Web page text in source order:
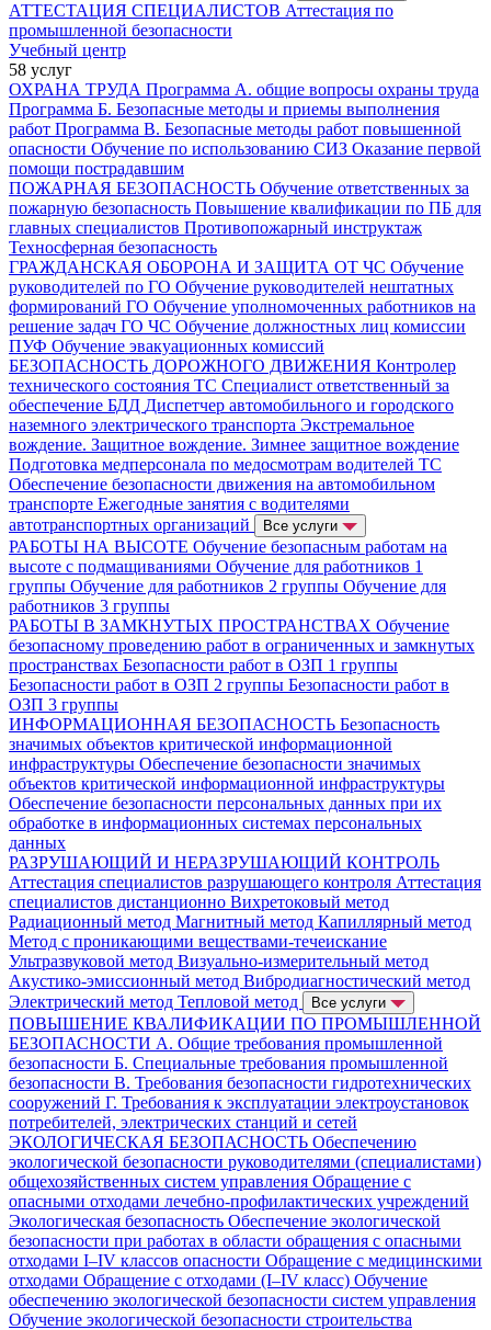
АТТЕСТАЦИЯ СПЕЦИАЛИСТОВ Аттестация по
промышленной безопасности
Учебный центр
58 услуг
ОХРАНА ТРУДА Программа А. общие вопросы охраны труда
Программа Б. Безопасные методы и приемы выполнения
работ Программа В. Безопасные методы работ повышенной
опасности Обучение по использованию СИЗ Оказание первой
помощи пострадавшим
ПОЖАРНАЯ БЕЗОПАСНОСТЬ Обучение ответственных за
пожарную безопасность Повышение квалификации по ПБ для
главных специалистов Противопожарный инструктаж
Техносферная безопасность
ГРАЖДАНСКАЯ ОБОРОНА И ЗАЩИТА ОТ ЧС Обучение
руководителей по ГО Обучение руководителей нештатных
формирований ГО Обучение уполномоченных работников на
решение задач ГО ЧС Обучение должностных лиц комиссии
ПУФ Обучение эвакуационных комиссий
БЕЗОПАСНОСТЬ ДОРОЖНОГО ДВИЖЕНИЯ Контролер
технического состояния ТС Специалист ответственный за
обеспечение БДД Диспетчер автомобильного и городского
наземного электрического транспорта Экстремальное
вождение. Защитное вождение. Зимнее защитное вождение
Подготовка медперсонала по медосмотрам водителей ТС
Обеспечение безопасности движения на автомобильном
транспорте Ежегодные занятия с водителями
автотранспортных организаций
Все услуги
РАБОТЫ НА ВЫСОТЕ Обучение безопасным работам на
высоте с подмащиваниями Обучение для работников 1
группы Обучение для работников 2 группы Обучение для
работников 3 группы
РАБОТЫ В ЗАМКНУТЫХ ПРОСТРАНСТВАХ Обучение
безопасному проведению работ в ограниченных и замкнутых
пространствах Безопасности работ в ОЗП 1 группы
Безопасности работ в ОЗП 2 группы Безопасности работ в
ОЗП 3 группы
ИНФОРМАЦИОННАЯ БЕЗОПАСНОСТЬ Безопасность
значимых объектов критической информационной
инфраструктуры Обеспечение безопасности значимых
объектов критической информационной инфраструктуры
Обеспечение безопасности персональных данных при их
обработке в информационных системах персональных
данных
РАЗРУШАЮЩИЙ И НЕРАЗРУШАЮЩИЙ КОНТРОЛЬ
Аттестация специалистов разрушающего контроля Аттестация
специалистов дистанционно Вихретоковый метод
Радиационный метод Магнитный метод Капиллярный метод
Метод с проникающими веществами-течеискание
Ультразвуковой метод Визуально-измерительный метод
Акустико-эмиссионный метод Вибродиагностический метод
Электрический метод Тепловой метод Все услуги
ПОВЫШЕНИЕ КВАЛИФИКАЦИИ ПО ПРОМЫШЛЕННОЙ
БЕЗОПАСНОСТИ А. Общие требования промышленной
безопасности Б. Специальные требования промышленной
безопасности В. Требования безопасности гидротехнических
сооружений Г. Требования к эксплуатации электроустановок
потребителей, электрических станций и сетей
ЭКОЛОГИЧЕСКАЯ БЕЗОПАСНОСТЬ Обеспечению
экологической безопасности руководителями (специалистами)
общехозяйственных систем управления Обращение с
опасными отходами лечебно-профилактических учреждений
Экологическая безопасность Обеспечение экологической
безопасности при работах в области обращения с опасными
отходами I–IV классов опасности Обращение с медицинскими
отходами Обращение с отходами (I–IV класс) Обучение
обеспечению экологической безопасности систем управления
Обучение экологической безопасности строительства